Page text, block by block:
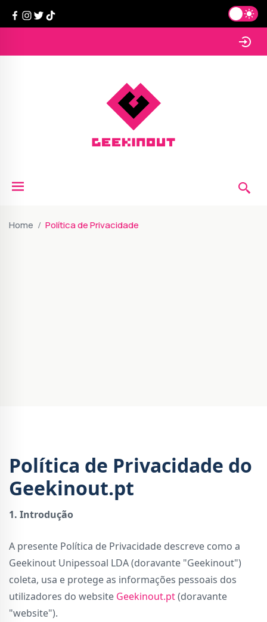
Home Política de Privacidade
Política de Privacidade do
Geekinout.pt
1. Introdução
A presente Política de Privacidade descreve como a
Geekinout Unipessoal LDA (doravante "Geekinout")
coleta, usa e protege as informações pessoais dos
utilizadores do website Geekinout.pt(doravante
"website").